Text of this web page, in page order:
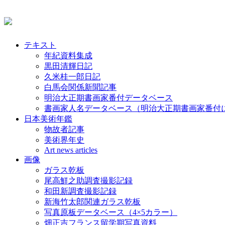
テキスト
年紀資料集成
黒田清輝日記
久米桂一郎日記
白馬会関係新聞記事
明治大正期書画家番付データベース
書画家人名データベース（明治大正期書画家番付
日本美術年鑑
物故者記事
美術界年史
Art news articles
画像
ガラス乾板
尾高鮮之助調査撮影記録
和田新調査撮影記録
新海竹太郎関連ガラス乾板
写真原板データベース（4×5カラー）
畑正吉フランス留学期写真資料